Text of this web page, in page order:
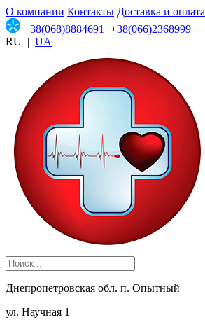
О компании Контакты Доставка и оплата
+38(068)8884691
+38(066)2368999
RU | UA
Днепропетровская обл. п. Опытный
ул. Научная 1